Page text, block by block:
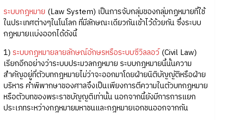
ระบบกฎหมาย (Law System) เป็นการจับกลุ่มของกลุ่มกฏหมายที่ใช้
ในประเทศต่างๆในโนโลก ที่มีลักษณะเดียวกันเข้าไว้ด้วยกัน ซึ่งระบบ
กฏหมายเเบ่งออกได้ดังนี้
1) ระบบกฎหมายลายลักษณ์อักษรหรือระบบซีวิลลอว์(Civil Law)
เรียกอีกอย่างว่าระบบประมวลกฏหมาย ระบบกฎหมายนี้นั้นความ
สำคัญอยู่ที่ตัวบทกฎหมายไม่ว่าจะออกมาโดยฝ่ายนิติบัญญัติหรือฝ่าย
บริหาร คำพิพากษาของศาลจึงเป็นเพียงการตีความในตัวบทกฏหมาย
หรือตัวบทของพระราชบัญญติเท่านั้น นอกจากนี้ยังมีการการแยก
ประเภทระหว่างกฎหมายมหาชนและกฎหมายเอกชนออกจากกัน